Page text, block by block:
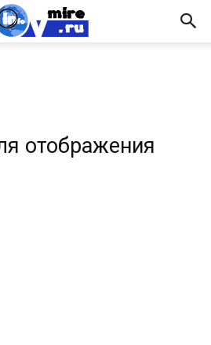
отображения